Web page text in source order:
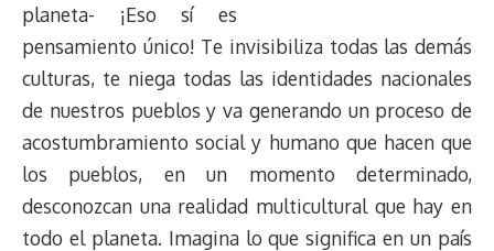
planeta- ¡Eso sí es
pensamiento único! Te invisibiliza todas las demás
culturas, te niega todas las identidades nacionales
de nuestros pueblos y va generando un proceso de
acostumbramiento social y humano que hacen que
los pueblos, en un momento determinado,
desconozcan una realidad multicultural que hay en
todo el planeta. Imagina lo que significa en un país